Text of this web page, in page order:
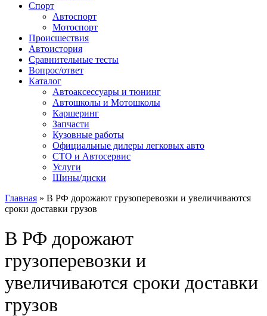
Спорт
Автоспорт
Мотоспорт
Происшествия
Автоистория
Сравнительные тесты
Вопрос/ответ
Каталог
Автоакcессуары и тюнинг
Автошколы и Мотошколы
Каршеринг
Запчасти
Кузовные работы
Официальные дилеры легковых авто
СТО и Автосервис
Услуги
Шины/диски
Главная » В РФ дорожают грузоперевозки и увеличиваются
сроки доставки грузов
В РФ дорожают
грузоперевозки и
увеличиваются сроки доставки
грузов